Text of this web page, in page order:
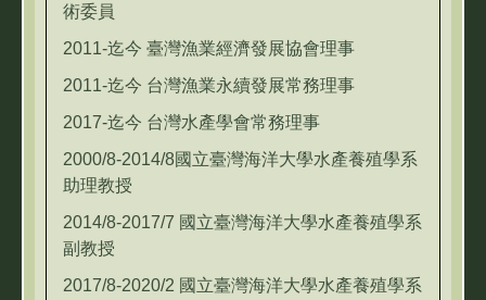
術委員
2011-迄今 臺灣漁業經濟發展協會理事
2011-迄今 台灣漁業永續發展常務理事
2017-迄今 台灣水產學會常務理事
2000/8-2014/8國立臺灣海洋大學水產養殖學系
助理教授
2014/8-2017/7 國立臺灣海洋大學水產養殖學系
副教授
2017/8-2020/2 國立臺灣海洋大學水產養殖學系